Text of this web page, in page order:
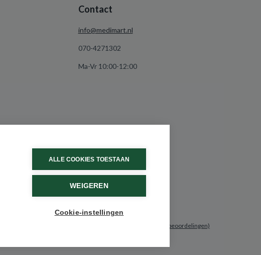
Contact
info@medimart.nl
070-4271302
Ma-Vr 10:00-12:00
(531 beoordelingen)
ALLE COOKIES TOESTAAN
WEIGEREN
Cookie-instellingen